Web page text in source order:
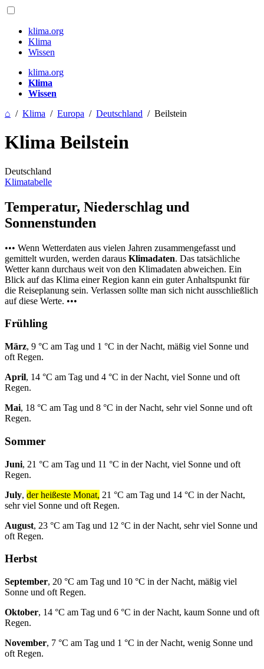
klima.org
Klima
Wissen
klima.org
Klima
Wissen
⌂ / Klima / Europa / Deutschland / Beilstein
Klima Beilstein
Deutschland
Klimatabelle
Temperatur, Niederschlag und
Sonnenstunden
••• Wenn Wetterdaten aus vielen Jahren zusammengefasst und
gemittelt wurden, werden daraus Klimadaten. Das tatsächliche
Wetter kann durchaus weit von den Klimadaten abweichen. Ein
Blick auf das Klima einer Region kann ein guter Anhaltspunkt für
die Reiseplanung sein. Verlassen sollte man sich nicht ausschließlich
auf diese Werte. •••
Frühling
März, 9 °C am Tag und 1 °C in der Nacht, mäßig viel Sonne und
oft Regen.
April, 14 °C am Tag und 4 °C in der Nacht, viel Sonne und oft
Regen.
Mai, 18 °C am Tag und 8 °C in der Nacht, sehr viel Sonne und oft
Regen.
Sommer
Juni, 21 °C am Tag und 11 °C in der Nacht, viel Sonne und oft
Regen.
July, der heißeste Monat, 21 °C am Tag und 14 °C in der Nacht,
sehr viel Sonne und oft Regen.
August, 23 °C am Tag und 12 °C in der Nacht, sehr viel Sonne und
oft Regen.
Herbst
September, 20 °C am Tag und 10 °C in der Nacht, mäßig viel
Sonne und oft Regen.
Oktober, 14 °C am Tag und 6 °C in der Nacht, kaum Sonne und oft
Regen.
November, 7 °C am Tag und 1 °C in der Nacht, wenig Sonne und
oft Regen.